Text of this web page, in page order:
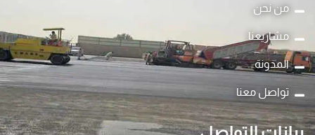
من نحن
مشاريعنا
المدونة
تواصل معنا
a
t